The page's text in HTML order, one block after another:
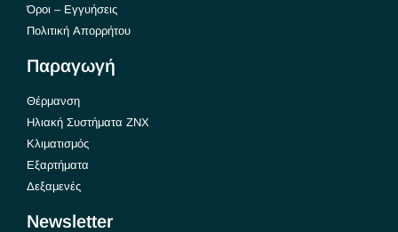
Όροι – Εγγυήσεις
Πολιτική Απορρήτου
Παραγωγή
Θέρμανση
Ηλιακή Συστήματα ΖΝΧ
Κλιματισμός
Εξαρτήματα
Δεξαμενές
Newsletter